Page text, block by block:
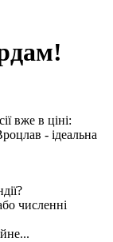
вже в ціні:
- ідеальна
численні